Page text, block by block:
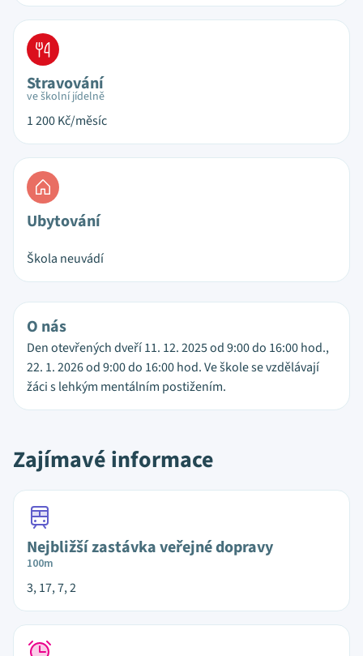
Stravování
ve školní jídelně
1 200Kč/měsíc
Ubytování
Škola neuvádí
O nás
Den otevřených dveří 11. 12. 2025 od 9:00 do 16:00 hod.,
22. 1. 2026 od 9:00 do 16:00 hod. Ve škole se vzdělávají
žáci s lehkým mentálním postižením.
Zajímavé informace
Nejbližší zastávka veřejné dopravy
100m
3, 17, 7, 2